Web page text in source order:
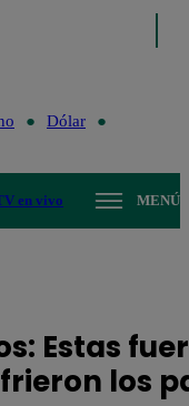
Dólar
en vivo MENÚ
Estas
los